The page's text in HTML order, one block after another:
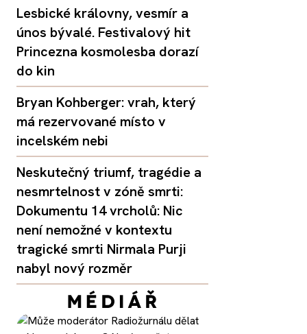
Lesbické královny, vesmír a
únos bývalé. Festivalový hit
Princezna kosmolesba dorazí
do kin
Bryan Kohberger: vrah, který
má rezervované místo v
incelském nebi
Neskutečný triumf, tragédie a
nesmrtelnost v zóně smrti:
Dokumentu 14 vrcholů: Nic
není nemožné v kontextu
tragické smrti Nirmala Purji
nabyl nový rozměr